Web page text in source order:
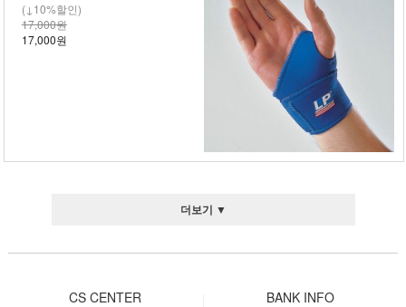
(↓10%할인)
17,000원
17,000원
더보기 ▼
CS CENTER BANK INFO